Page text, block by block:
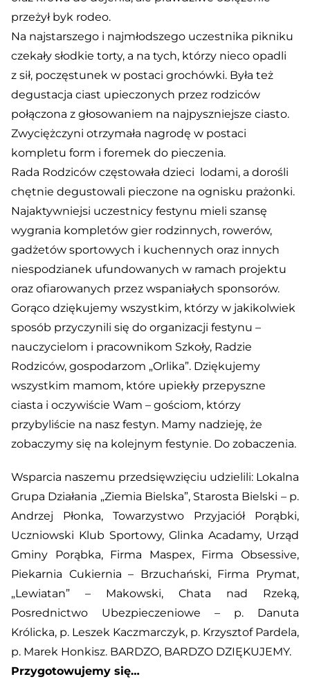
przeżył byk rodeo.
Na najstarszego i najmłodszego uczestnika pikniku
czekały słodkie torty, a na tych, którzy nieco opadli
z sił, poczęstunek w postaci grochówki. Była też
degustacja ciast upieczonych przez rodziców
połączona z głosowaniem na najpyszniejsze ciasto.
Zwyciężczyni otrzymała nagrodę w postaci
kompletu form i foremek do pieczenia.
Rada Rodziców częstowała dzieci lodami, a dorośli
chętnie degustowali pieczone na ognisku prażonki.
Najaktywniejsi uczestnicy festynu mieli szansę
wygrania kompletów gier rodzinnych, rowerów,
gadżetów sportowych i kuchennych oraz innych
niespodzianek ufundowanych w ramach projektu
oraz ofiarowanych przez wspaniałych sponsorów.
Gorąco dziękujemy wszystkim, którzy w jakikolwiek
sposób przyczynili się do organizacji festynu –
nauczycielom i pracownikom Szkoły, Radzie
Rodziców, gospodarzom „Orlika”. Dziękujemy
wszystkim mamom, które upiekły przepyszne
ciasta i oczywiście Wam – gościom, którzy
przybyliście na nasz festyn. Mamy nadzieję, że
zobaczymy się na kolejnym festynie. Do zobaczenia.
Wsparcia naszemu przedsięwzięciu udzielili: Lokalna
Grupa Działania „Ziemia Bielska”, Starosta Bielski – p.
Andrzej Płonka, Towarzystwo Przyjaciół Porąbki,
Uczniowski Klub Sportowy, Glinka Acadamy, Urząd
Gminy Porąbka, Firma Maspex, Firma Obsessive,
Piekarnia Cukiernia – Brzuchański, Firma Prymat,
„Lewiatan” – Makowski, Chata nad Rzeką,
Posrednictwo Ubezpieczeniowe – p. Danuta
Królicka, p. Leszek Kaczmarczyk, p. Krzysztof Pardela,
p. Marek Honkisz. BARDZO, BARDZO DZIĘKUJEMY.
Przygotowujemy się…